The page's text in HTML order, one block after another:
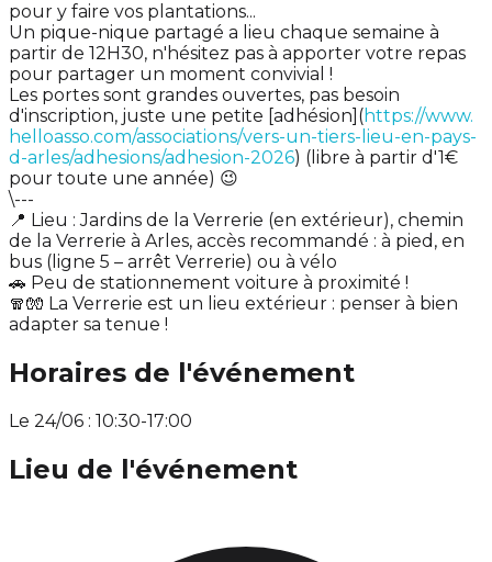
pour y faire vos plantations...
Un pique-nique partagé a lieu chaque semaine à
partir de 12H30, n'hésitez pas à apporter votre repas
pour partager un moment convivial !
Les portes sont grandes ouvertes, pas besoin
d'inscription, juste une petite [adhésion](https://www.
helloasso.com/associations/vers-un-tiers-lieu-en-pays-
d-arles/adhesions/adhesion-2026) (libre à partir d'1€
pour toute une année) 😉
\---
📍 Lieu : Jardins de la Verrerie (en extérieur), chemin
de la Verrerie à Arles, accès recommandé : à pied, en
bus (ligne 5 – arrêt Verrerie) ou à vélo
🚗 Peu de stationnement voiture à proximité !
🧣🧤 La Verrerie est un lieu extérieur : penser à bien
adapter sa tenue !
Horaires de l'événement
Le 24/06 : 10:30-17:00
Lieu de l'événement